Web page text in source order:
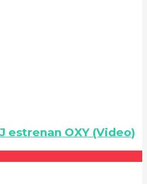
estrenan OXY (Video)